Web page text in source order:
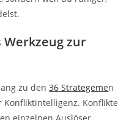
Werkzeug zur
zu den36 Strategemen
Konflikte
einzelnen Auslöser.